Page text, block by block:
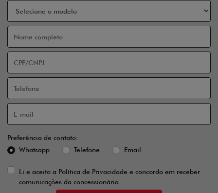
Preferência de contato:
Whatsapp
Telefone Email
Li e aceito a Política de Privacidade e concordo em receber
comunicações da concessionária.